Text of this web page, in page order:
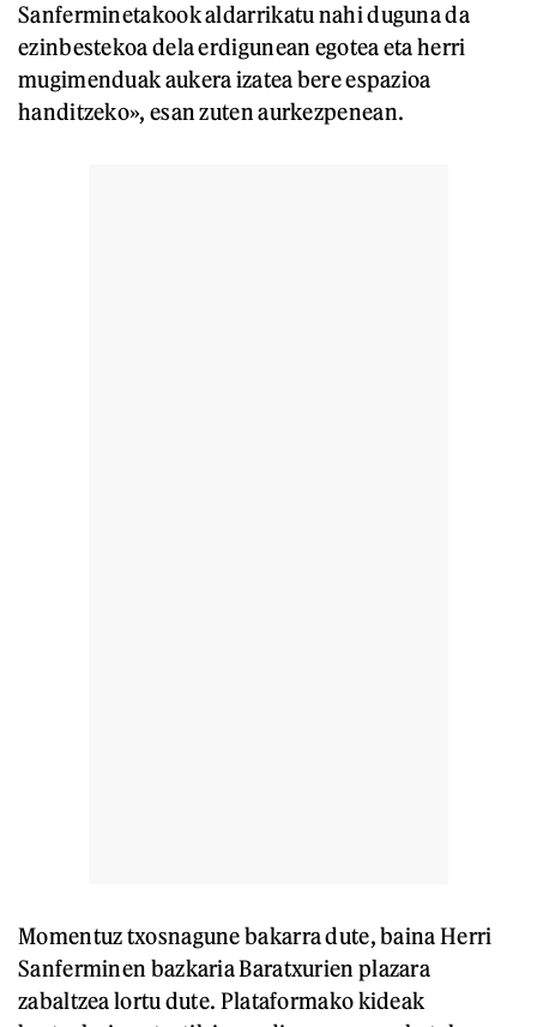
Sanferminetakook aldarrikatu nahi duguna da
ezinbestekoa dela erdigunean egotea eta herri
mugimenduak aukera izatea bere espazioa
handitzeko», esan zuten aurkezpenean.
Momentuz txosnagune bakarra dute, baina Herri
Sanferminen bazkaria Baratxurien plazara
zabaltzea lortu dute. Plataformako kideak